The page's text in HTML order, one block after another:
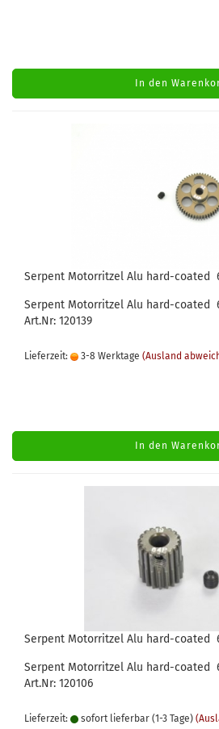
In den
Serpent Motorritzel Alu hard-coated
Serpent Motorritzel Alu hard-coated
Art.Nr: 120139
Lieferzeit: 3-8 Werktage (Ausland
In den
Serpent Motorritzel Alu hard-coated
Serpent Motorritzel Alu hard-coated
Art.Nr: 120106
Lieferzeit: sofort lieferbar (1-3 Tage)